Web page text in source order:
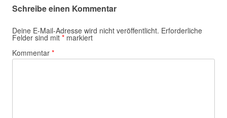
Schreibe einen Kommentar
Deine E-Mail-Adresse wird nicht veröffentlicht. Erforderliche
Felder sind mit * markiert
Kommentar *